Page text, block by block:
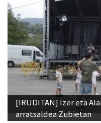
[IRUDITAN] Izer eta
arratsaldea Zubietan